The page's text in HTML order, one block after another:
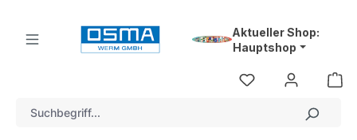
Aktueller Shop:
Hauptshop